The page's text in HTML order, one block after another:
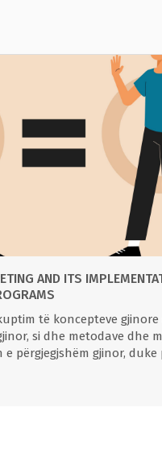
AND ITS
të koncepteve gjinore
si dhe metodave dhe
përgjegjshëm gjinor,